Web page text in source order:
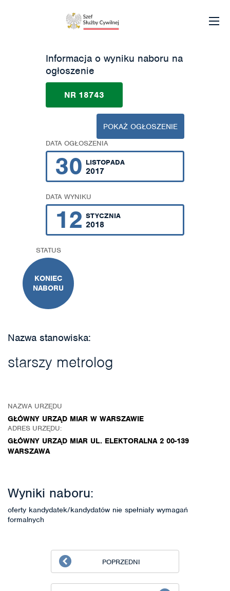
Informacja o wyniku naboru na
ogłoszenie
NR 18743
POKAŻ OGŁOSZENIE
DATA OGŁOSZENIA
30 LISTOPADA
2017
DATA WYNIKU
12 STYCZNIA
2018
STATUS
KONIEC
NABORU
Nazwa stanowiska:
starszy metrolog
NAZWA URZĘDU
GŁÓWNY URZĄD MIAR W WARSZAWIE
ADRES URZĘDU:
GŁÓWNY URZĄD MIAR UL. ELEKTORALNA 2 00-139
WARSZAWA
Wyniki naboru:
oferty kandydatek/kandydatów nie spełniały wymagań
formalnych
POPRZEDNI